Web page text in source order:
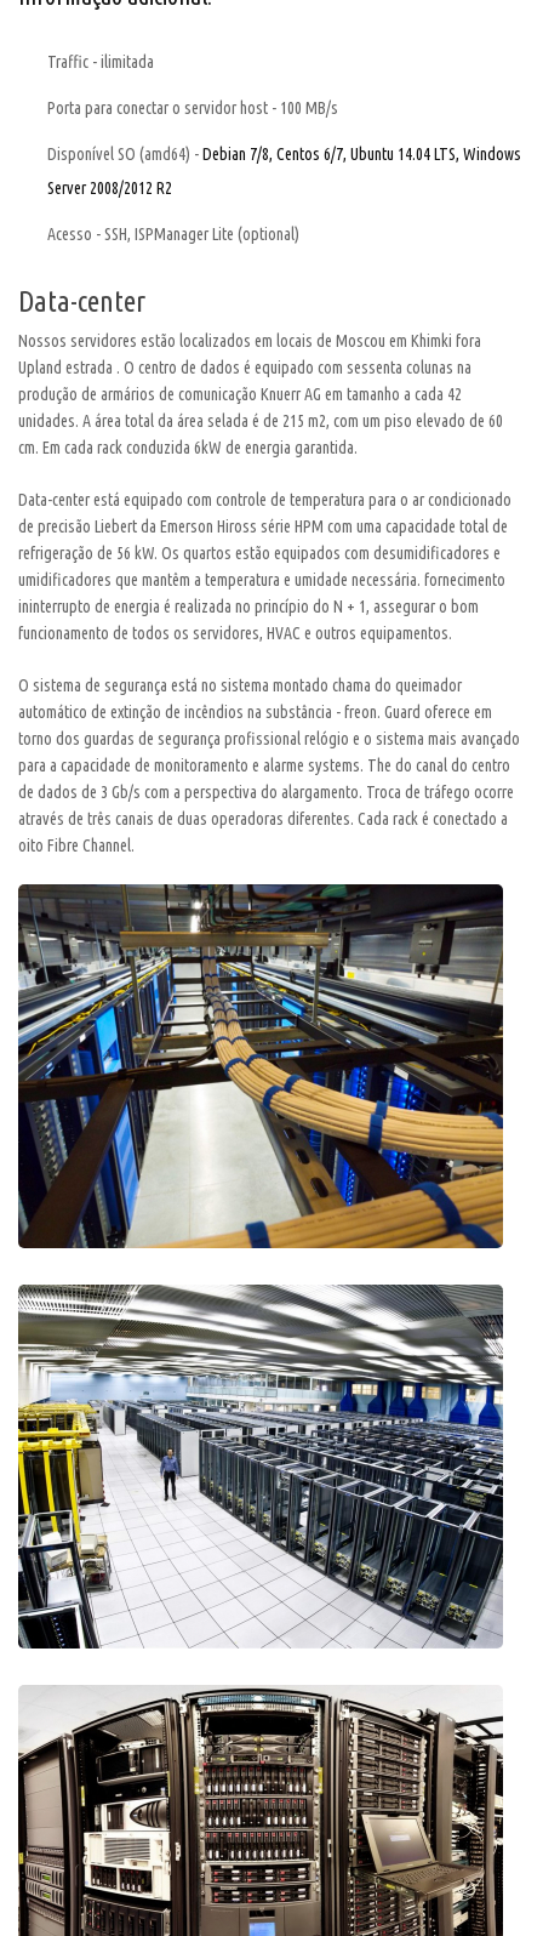
Traffic - ilimitada
Porta para conectar o servidor host - 100 MB/s
Disponível SO (amd64) -Debian 7/8, Centos 6/7, Ubuntu 14.04 LTS, Windows
Server 2008/2012 R2
Acesso - SSH, ISPManager Lite (optional)
Data-center
Nossos servidores estão localizados em locais de Moscou em Khimki fora
Upland estrada . O centro de dados é equipado com sessenta colunas na
produção de armários de comunicação Knuerr AG em tamanho a cada 42
unidades. A área total da área selada é de 215 m2, com um piso elevado de 60
cm. Em cada rack conduzida 6kW de energia garantida.
Data-center está equipado com controle de temperatura para o ar condicionado
de precisão Liebert da Emerson Hiross série HPM com uma capacidade total de
refrigeração de 56 kW. Os quartos estão equipados com desumidificadores e
umidificadores que mantêm a temperatura e umidade necessária. fornecimento
ininterrupto de energia é realizada no princípio do N + 1, assegurar o bom
funcionamento de todos os servidores, HVAC e outros equipamentos.
O sistema de segurança está no sistema montado chama do queimador
automático de extinção de incêndios na substância - freon. Guard oferece em
torno dos guardas de segurança profissional relógio e o sistema mais avançado
para a capacidade de monitoramento e alarme systems. The do canal do centro
de dados de 3 Gb/s com a perspectiva do alargamento. Troca de tráfego ocorre
através de três canais de duas operadoras diferentes. Cada rack é conectado a
oito Fibre Channel.